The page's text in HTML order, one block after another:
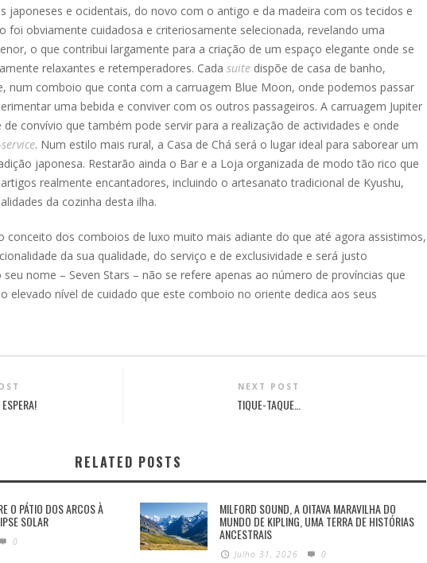
japoneses e ocidentais, do novo com o antigo e da madeira com os tecidos e
foi obviamente cuidadosa e criteriosamente selecionada, revelando uma
o que contribui largamente para a criação de um espaço elegante onde se
relaxantes e retemperadores. Cada suite dispõe de casa de banho,
num comboio que conta com a carruagem Blue Moon, onde podemos passar
uma bebida e conviver com os outros passageiros. A carruagem Jupiter
convívio que também pode servir para a realização de actividades e onde
. Num estilo mais rural, a Casa de Chá será o lugar ideal para saborear um
japonesa. Restarão ainda o Bar e a Loja organizada de modo tão rico que
realmente encantadores, incluindo o artesanato tradicional de Kyushu,
da cozinha desta ilha.
conceito dos comboios de luxo muito mais adiante do que até agora assistimos,
da sua qualidade, do serviço e de exclusividade e será justo
nome – Seven Stars – não se refere apenas ao número de províncias que
elevado nível de cuidado que este comboio no oriente dedica aos seus
NEXT POST
TIQUE-TAQUE…
RELATED POSTS
O PÁTIO DOS ARCOS À
SOLAR
0
MILFORD SOUND, A OITAVA MARAVILHA DO
MUNDO DE KIPLING, UMA TERRA DE HISTÓRIAS
ANCESTRAIS
Julho 31, 2026 0